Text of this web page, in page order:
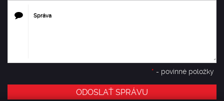
Správa
* - povinné položky
ODOSLAŤ SPRÁVU